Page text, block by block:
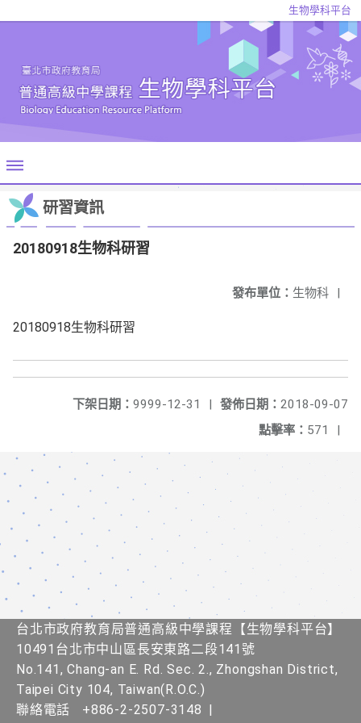
生物學科平台
研習資訊
20180918生物科研習
發布單位： 生物科 |
20180918生物科研習
發佈日期： 2018-09-07
下架日期： 9999-12-31
|
點擊率： 571 |
台北市政府教育局普通高級中學課程​【生物學科平台】
10491台北市中山區長安東路二段141號
No.141, Chang-an E. Rd. Sec. 2., Zhongshan District,
Taipei City 104, Taiwan(R.O.C.)
聯絡電話
+886-2-2507-3148 |